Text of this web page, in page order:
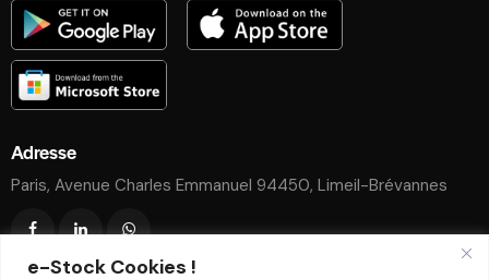
e-Stock Cookies !
Adresse
Paris, Avenue Charles Emmanuel 94450, Limeil-Brévannes